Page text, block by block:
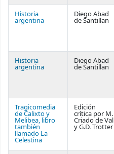
Historia
argentina
Diego Abad
de Santillan
Historia
argentina
Diego Abad
de Santillan
Tragicomedia
de Calixto y
Melibea, libro
también
llamado La
Celestina
Edición
crítica por M.
Criado de Val
y G.D. Trotter